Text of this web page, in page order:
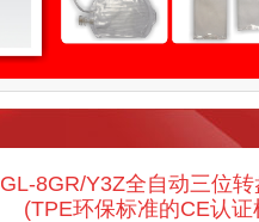
GL-8GR/Y3Z全自动三位
(TPE环保标准的CE认证